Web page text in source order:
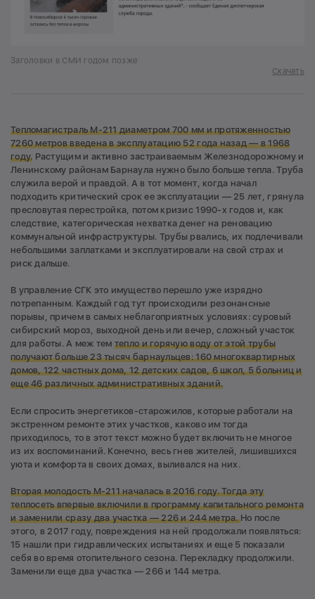
Заголовки в СМИ годом позже
Скачать
Тепломагистраль М-211 диаметром 700 мм и протяженностью
7260 метров введена в эксплуатацию 52 года назад — в 1968
году. Растущим и активно застраиваемым Железнодорожному и
Ленинскому районам Барнаула нужно было больше тепла. Труба
служила верой и правдой. А в тот момент, когда начал
подходить критический срок ее эксплуатации — 25 лет, грянула
пресловутая перестройка, потом кризис 1990-х годов и, как
следствие, категорическая нехватка денег на реновацию
коммунальной инфраструктуры. Трубы рвались, их подлечивали
небольшими заплатками и эксплуатировали на свой страх и
риск дальше.
В управление СГК это имущество перешло уже изрядно
потрепанным. Каждый год тут происходили резонансные
порывы, причем в самых неблагоприятных условиях: суровый
сибирский мороз, выходной день или вечер, сложный участок
для работы. А меж тем тепло и горячую воду от этой трубы
получают больше 23 тысяч барнаульцев: 160 многоквартирных
домов, 122 частных дома, 12 детских садов, 6 школ, 5 больниц и
еще 46 различных административных зданий.
Если спросить энергетиков-старожилов, которые работали на
экстренном ремонте этих участков, каково им тогда
приходилось, то в этот текст можно будет включить не многое
из их воспоминаний. Конечно, весь гнев жителей, лишившихся
уюта и комфорта в своих домах, выливался на них.
Вторая молодость М-211 началась в 2016 году. Тогда эту
теплосеть впервые включили в программу капитального ремонта
и заменили сразу два участка — 226 и 244 метра.Но после
этого, в 2017 году, повреждения на ней продолжали появляться:
15 нашли при гидравлических испытаниях и еще 5 показали
себя во время отопительного сезона. Перекладку продолжили.
Заменили еще два участка — 266 и 144 метра.